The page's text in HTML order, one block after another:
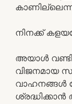
നിനക്ക്
അയാൾ
വിജനമായ
വാഹനങ്ങൾ